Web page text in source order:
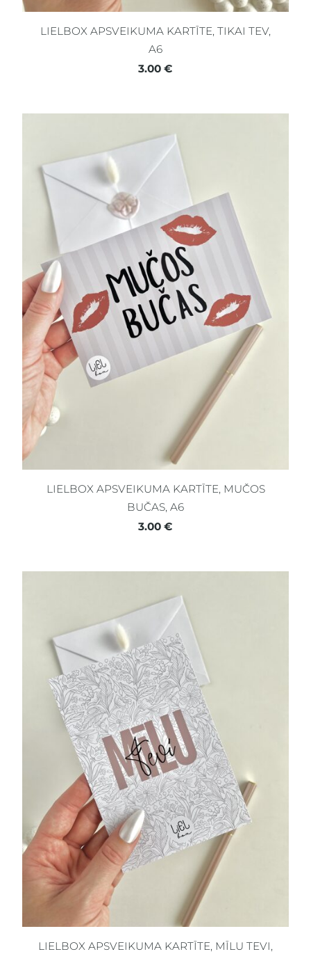
LIELBOX APSVEIKUMA KARTĪTE, TIKAI TEV,
A6
3.00 €
LIELBOX APSVEIKUMA KARTĪTE, MUČOS
BUČAS, A6
3.00 €
LIELBOX APSVEIKUMA KARTĪTE, MĪLU TEVI,